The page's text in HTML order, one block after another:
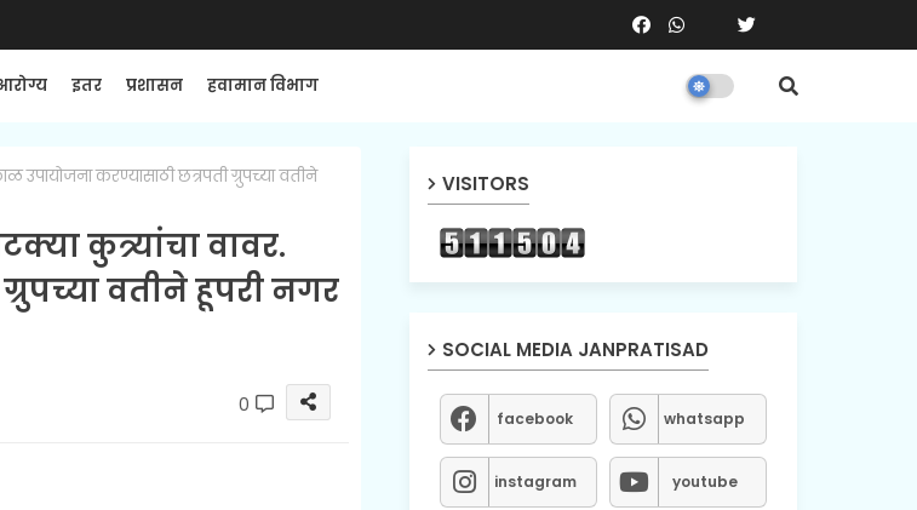
इतर प्रशासन हवामान विभाग
उपायोजना करण्यासाठी छत्रपती ग्रुपच्या वतीने
कुत्र्यांचा वावर.
वतीने हूपरी नगर
0
VISITORS
SOCIAL MEDIA JANPRATISAD
facebook whatsapp
instagram youtube